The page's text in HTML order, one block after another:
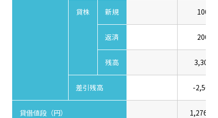
貸株 新規 100
返済 200
残高 3,300
差引残高 -2,500
貸借値段（円） 1,276.00